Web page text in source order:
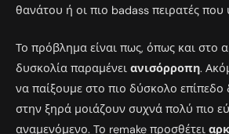
θανάτου ή οι πιο badass πειρατές
Το πρόβλημα είναι πως, όπως και στο
δυσκολία παραμένει ανισόρροπη.
να παίξουμε στο πιο δύσκολο επίπεδο
στην ξηρά μοιάζουν συχνά πολύ πιο
αναμενόμενο. Το remake προσθέτει